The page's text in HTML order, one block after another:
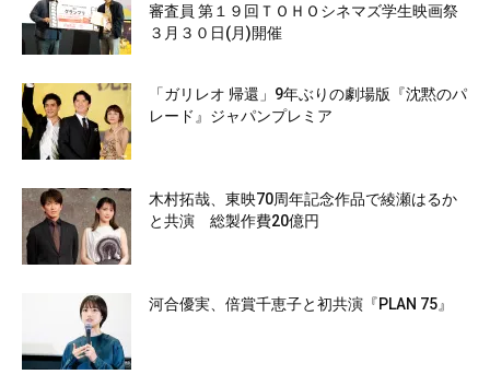
審査員 第１９回ＴＯＨＯシネマズ学生映画祭
３月３０日(月)開催
「ガリレオ 帰還」9年ぶりの劇場版『沈黙のパ
レード』ジャパンプレミア
木村拓哉、東映70周年記念作品で綾瀬はるか
と共演 総製作費20億円
河合優実、倍賞千恵子と初共演『PLAN 75』